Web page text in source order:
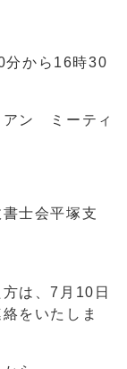
から16時30
ン ミーティ
士会平塚支
は、7月10日
をいたしま